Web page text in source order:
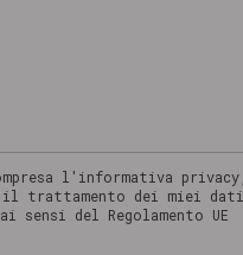
l'informativa privacy,
il trattamento dei miei dati
sensi del Regolamento UE